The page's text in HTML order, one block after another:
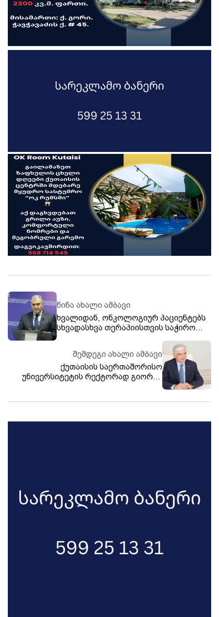
წინა ახალი ამბავი
ხვალიდან, ონკოლოგიურ პაციენტებს
სხვადასხვა თერაპიისთვის საჭირო
სამედიცინო დაწესებულებებში
შეეძლებათ
შემდეგი ახალი ამბავი
ქუთაისის საერთაშორისო
უნივერსიტეტის რექტორად გიორგი